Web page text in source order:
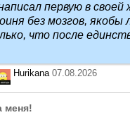
первую в своей
без мозгов,
что после
Hurikana 07.08.2026
меня!